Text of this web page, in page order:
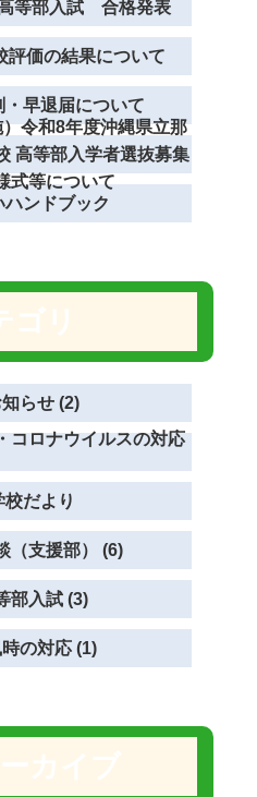
等部入試 合格発表
価の結果について
・早退届について
令和8年度沖縄県立那
高等部入学者選抜募集
式等について
ハンドブック
らせ (2)
コロナウイルスの対応
校だより
（支援部） (6)
部入試 (3)
の対応 (1)